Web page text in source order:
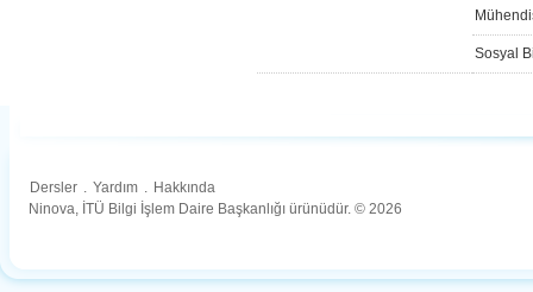
Sosyal
Dersler . Yardım . Hakkında
Ninova, İTÜ Bilgi İşlem Daire Başkanlığı ürünüdür. © 2026